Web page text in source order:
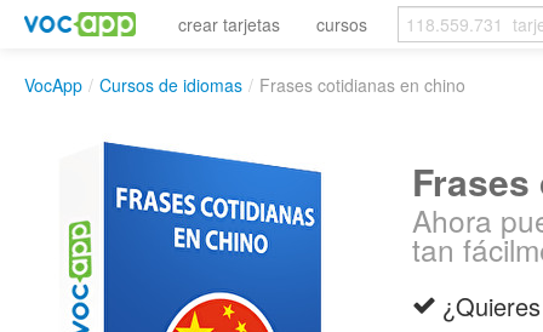
crear tarjetas cursos
VocApp / Cursos de idiomas / Frases cotidianas en chino
Ahora
tan